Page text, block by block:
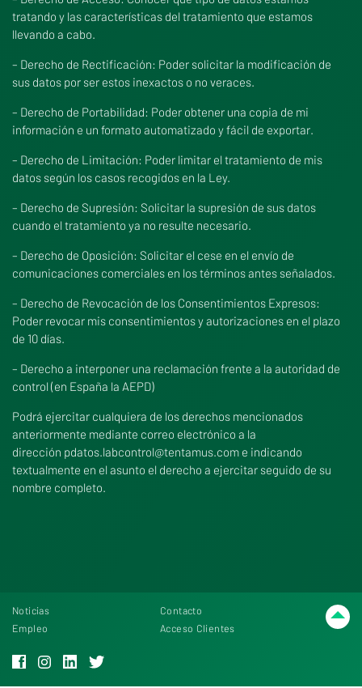
tratando y las características del tratamiento que estamos
llevando a cabo.
– Derecho de Rectificación: Poder solicitar la modificación de
sus datos por ser estos inexactos o no veraces.
– Derecho de Portabilidad: Poder obtener una copia de mi
información e un formato automatizado y fácil de exportar.
– Derecho de Limitación: Poder limitar el tratamiento de mis
datos según los casos recogidos en la Ley.
– Derecho de Supresión: Solicitar la supresión de sus datos
cuando el tratamiento ya no resulte necesario.
– Derecho de Oposición: Solicitar el cese en el envío de
comunicaciones comerciales en los términos antes señalados.
– Derecho de Revocación de los Consentimientos Expresos:
Poder revocar mis consentimientos y autorizaciones en el plazo
de 10 días.
– Derecho a interponer una reclamación frente a la autoridad de
control (en España la AEPD)
Podrá ejercitar cualquiera de los derechos mencionados
anteriormente mediante correo electrónico a la
dirección pdatos.labcontrol@tentamus.com e indicando
textualmente en el asunto el derecho a ejercitar seguido de su
nombre completo.
Noticias
Empleo
Contacto
Acceso Clientes